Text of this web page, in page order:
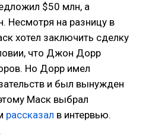
$50 млн, а
Несмотря на разницу в
хотел заключить сделку
что Джон Дорр
Но Дорр имел
и был вынужден
Маск выбрал
рассказал в интервью.